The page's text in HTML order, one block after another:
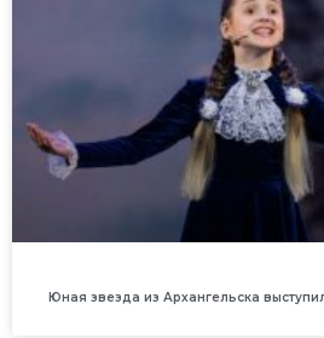
Юная звезда из Архангельска